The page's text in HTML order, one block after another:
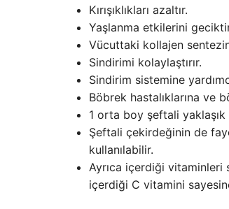
Kırışıklıkları azaltır.
Yaşlanma etkilerini
Vücuttaki kollajen
Sindirimi kolaylaştırır.
Sindirim sistemine
Böbrek hastalıklarına ve
1 orta boy şeftali
Şeftali çekirdeğinin de
kullanılabilir.
Ayrıca içerdiği vitaminleri
içerdiği C vitamini